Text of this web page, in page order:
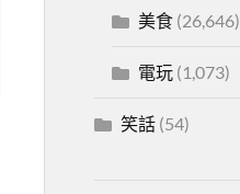
美食(26,646)
電玩(1,073)
笑話(54)